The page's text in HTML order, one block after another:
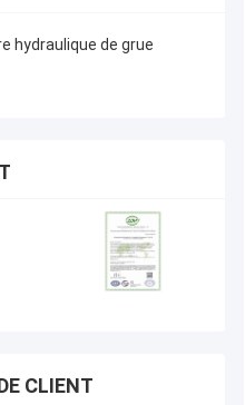
hydraulique de grue
CLIENT